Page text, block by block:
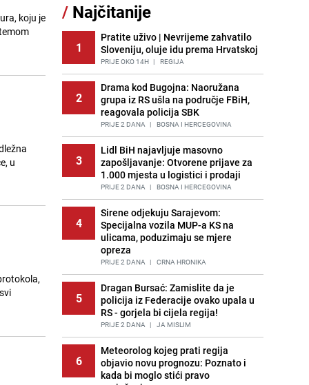
koju je
u
/ Najčitanije
1
Pratite uživo | Nevrijeme zahvatilo
Sloveniju, oluje idu prema Hrvatskoj
PRIJE OKO 14H | REGIJA
2
Drama kod Bugojna: Naoružana
grupa iz RS ušla na područje FBiH,
reagovala policija SBK
PRIJE 2 DANA | BOSNA I HERCEGOVINA
3
Lidl BiH najavljuje masovno
zapošljavanje: Otvorene prijave za
1.000 mjesta u logistici i prodaji
PRIJE 2 DANA | BOSNA I HERCEGOVINA
4
Sirene odjekuju Sarajevom:
Specijalna vozila MUP-a KS na
ulicama, poduzimaju se mjere
opreza
PRIJE 2 DANA | CRNA HRONIKA
5
Dragan Bursać: Zamislite da je
policija iz Federacije ovako upala u
RS - gorjela bi cijela regija!
PRIJE 2 DANA | JA MISLIM
6
Meteorolog kojeg prati regija
objavio novu prognozu: Poznato i
kada bi moglo stići pravo